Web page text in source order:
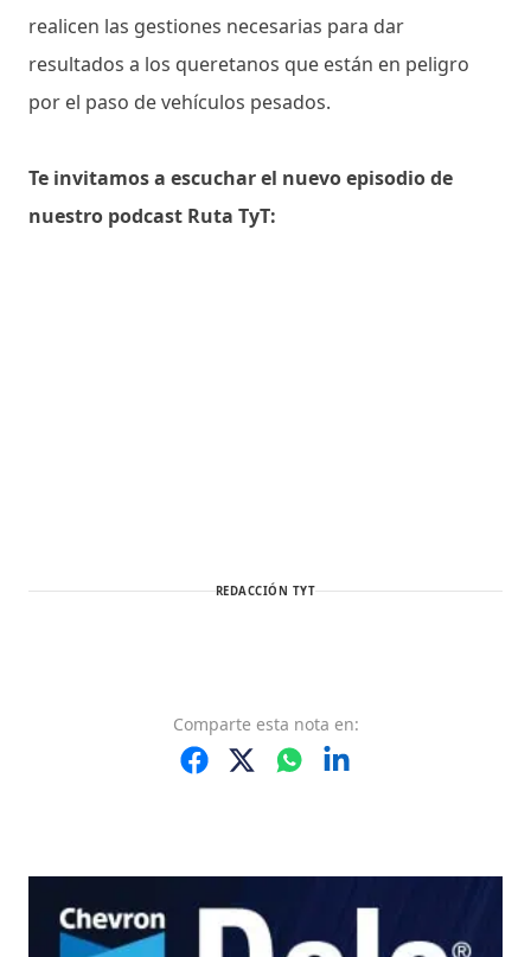
realicen las gestiones necesarias para dar
resultados a los queretanos que están en peligro
por el paso de vehículos pesados.
Te invitamos a escuchar el nuevo episodio de
nuestro podcast Ruta TyT:
REDACCIÓN TYT
Comparte esta nota en: